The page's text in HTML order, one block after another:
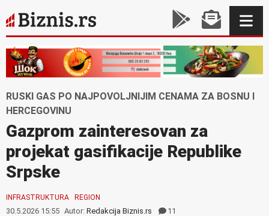
RUSKI GAS PO NAJPOVOLJNIJIM CENAMA ZA BOSNU I
HERCEGOVINU
Gazprom zainteresovan za
projekat gasifikacije Republike
Srpske
INFRASTRUKTURA REGION
30.5.2026 15:55 Autor: Redakcija Biznis.rs 11